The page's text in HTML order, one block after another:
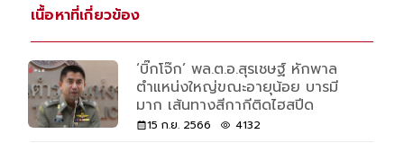
เนื้อหาที่เกี่ยวข้อง
‘บิ๊กโจ๊ก’ พล.ต.อ.สุรเชษฐ์ หักพาล
ตำแหน่งใหญ่ขณะอายุน้อย บารมี
มาก เส้นทางสีกากีติดไฮสปีด
15 ก.ย. 2566 4132